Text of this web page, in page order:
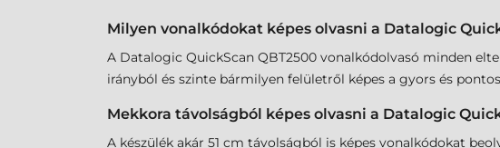
Milyen vonalkódokat képes olvasni a Datalogic
A Datalogic QuickScan QBT2500 vonalkódolvasó minden
irányból és szinte bármilyen felületről képes a gyors és
Mekkora távolságból képes olvasni a Datalogic
A készülék akár 51 cm távolságból is képes vonalkódokat